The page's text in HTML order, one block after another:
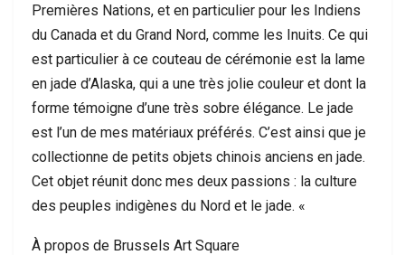
Premières Nations, et en particulier pour les Indiens
du Canada et du Grand Nord, comme les Inuits. Ce qui
est particulier à ce couteau de cérémonie est la lame
en jade d’Alaska, qui a une très jolie couleur et dont la
forme témoigne d’une très sobre élégance. Le jade
est l’un de mes matériaux préférés. C’est ainsi que je
collectionne de petits objets chinois anciens en jade.
Cet objet réunit donc mes deux passions : la culture
des peuples indigènes du Nord et le jade. «
À propos de Brussels Art Square